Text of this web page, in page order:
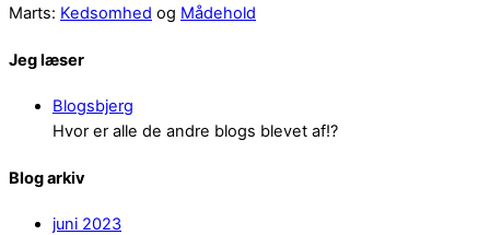
Marts: Kedsomhed og Mådehold
Jeg læser
Blogsbjerg
Hvor er alle de andre blogs blevet af!?
Blog arkiv
juni 2023